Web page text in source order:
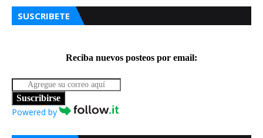
SUSCRIBETE
Reciba nuevos posteos por email:
Suscribirse
Powered by